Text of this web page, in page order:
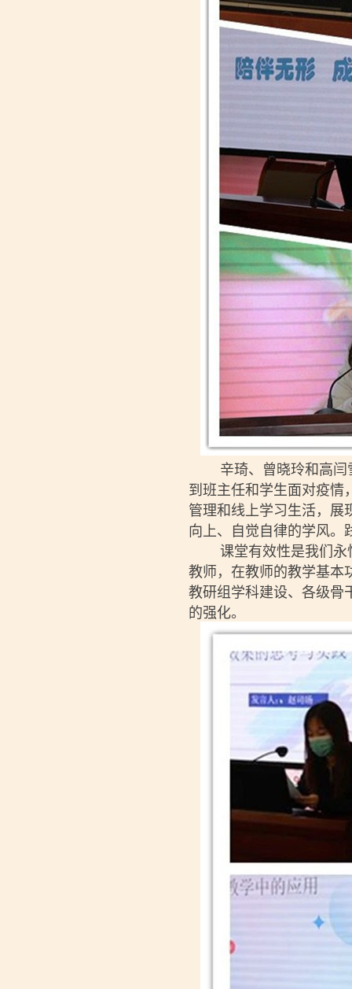
辛琦、曾晓玲和高闫雪
到班主任和学生面对疫情
管理和线上学习生活，展
向上、自觉自律的学风。
课堂有效性是我们永恒
教师，在教师的教学基本
教研组学科建设、各级骨
的强化。